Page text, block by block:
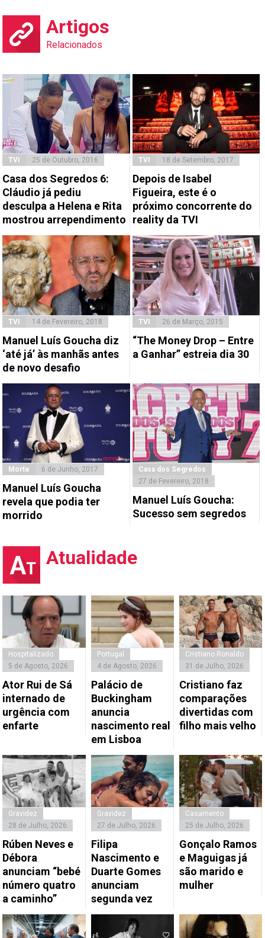
Artigos
Relacionados
TVI 25 de Outubro, 2016
Casa dos Segredos 6:
Cláudio já pediu
desculpa a Helena e Rita
mostrou arrependimento
TVI 18 de Setembro, 2017
Depois de Isabel
Figueira, este é o
próximo concorrente do
reality da TVI
TVI 14 de Fevereiro, 2018
Manuel Luís Goucha diz
‘até já’ às manhãs antes
de novo desafio
TVI 26 de Março, 2015
“The Money Drop – Entre
a Ganhar” estreia dia 30
Morte 6 de Junho, 2017
Manuel Luís Goucha
revela que podia ter
morrido
Casa dos Segredos
27 de Fevereiro, 2018
Manuel Luís Goucha:
Sucesso sem segredos
Atualidade
Hospitalizado
5 de Agosto, 2026
Ator Rui de Sá
internado de
urgência com
enfarte
Portugal
4 de Agosto, 2026
Palácio de
Buckingham
anuncia
nascimento real
em Lisboa
Cristiano Ronaldo
31 de Julho, 2026
Cristiano faz
comparações
divertidas com
filho mais velho
Gravidez
28 de Julho, 2026
Rúben Neves e
Débora
anunciam “bebé
número quatro
a caminho”
Gravidez
27 de Julho, 2026
Filipa
Nascimento e
Duarte Gomes
anunciam
segunda vez
Casamento
25 de Julho, 2026
Gonçalo Ramos
e Maguigas já
são marido e
mulher